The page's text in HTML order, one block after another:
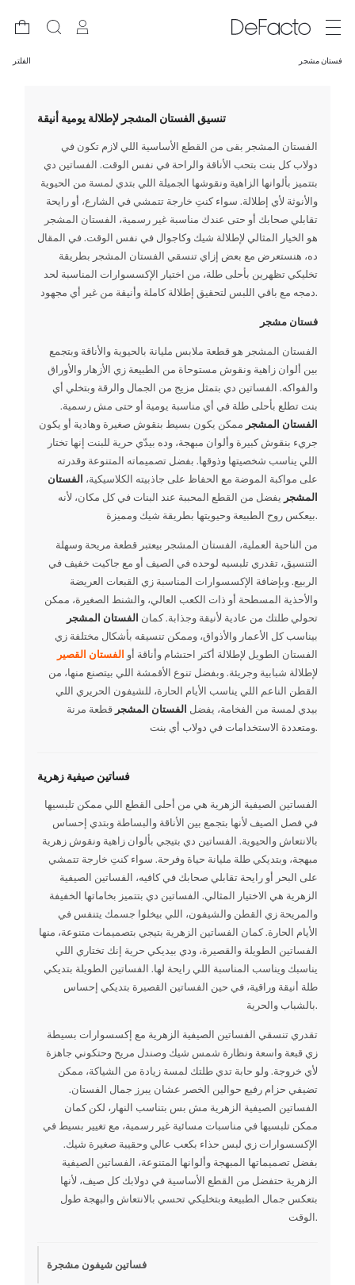
فستان مشجر الفلتر
تنسيق الفستان المشجر لإطلالة يومية أنيقة
الفستان المشجر بقى من القطع الأساسية اللي لازم تكون في
دولاب كل بنت بتحب الأناقة والراحة في نفس الوقت. الفساتين دي
بتتميز بألوانها الزاهية ونقوشها الجميلة اللي بتدي لمسة من الحيوية
والأنوثة لأي إطلالة. سواء كنتِ خارجة تتمشي في الشارع، أو رايحة
تقابلي صحابك أو حتى عندك مناسبة غير رسمية، الفستان المشجر
هو الخيار المثالي لإطلالة شيك وكاجوال في نفس الوقت. في المقال
ده، هنستعرض مع بعض إزاي تنسقي الفستان المشجر بطريقة
تخليكي تظهرين بأحلى طلة، من اختيار الإكسسوارات المناسبة لحد
دمجه مع باقي اللبس لتحقيق إطلالة كاملة وأنيقة من غير أي مجهود.
فستان مشجر
الفستان المشجر هو قطعة ملابس مليانة بالحيوية والأناقة وبتجمع
بين ألوان زاهية ونقوش مستوحاة من الطبيعة زي الأزهار والأوراق
والفواكه. الفساتين دي بتمثل مزيج من الجمال والرقة وبتخلي أي
بنت تطلع بأحلى طلة في أي مناسبة يومية أو حتى مش رسمية.
الفستان المشجر ممكن يكون بسيط بنقوش صغيرة وهادية أو يكون
جريء بنقوش كبيرة وألوان مبهجة، وده بيدّي حرية للبنت إنها تختار
اللي يناسب شخصيتها وذوقها. بفضل تصميماته المتنوعة وقدرته
على مواكبة الموضة مع الحفاظ على جاذبيته الكلاسيكية، الفستان
المشجر يفضل من القطع المحببة عند البنات في كل مكان، لأنه
بيعكس روح الطبيعة وحيويتها بطريقة شيك ومميزة.
من الناحية العملية، الفستان المشجر بيعتبر قطعة مريحة وسهلة
التنسيق، تقدري تلبسيه لوحده في الصيف أو مع جاكيت خفيف في
الربيع. وبإضافة الإكسسوارات المناسبة زي القبعات العريضة
والأحذية المسطحة أو ذات الكعب العالي، والشنط الصغيرة، ممكن
تحولي طلتك من عادية لأنيقة وجذابة. كمان الفستان المشجر
بيناسب كل الأعمار والأذواق، وممكن تنسيقه بأشكال مختلفة زي
الفستان الطويل لإطلالة أكتر احتشام وأناقة أو الفستان القصير
لإطلالة شبابية وجريئة. وبفضل تنوع الأقمشة اللي بيتصنع منها، من
القطن الناعم اللي يناسب الأيام الحارة، للشيفون الحريري اللي
بيدي لمسة من الفخامة، يفضل الفستان المشجر قطعة مرنة
ومتعددة الاستخدامات في دولاب أي بنت.
فساتين صيفية زهرية
الفساتين الصيفية الزهرية هي من أحلى القطع اللي ممكن تلبسيها
في فصل الصيف لأنها بتجمع بين الأناقة والبساطة وبتدي إحساس
بالانتعاش والحيوية. الفساتين دي بتيجي بألوان زاهية ونقوش زهرية
مبهجة، وبتديكي طلة مليانة حياة وفرحة. سواء كنتِ خارجة تتمشي
على البحر أو رايحة تقابلي صحابك في كافيه، الفساتين الصيفية
الزهرية هي الاختيار المثالي. الفساتين دي بتتميز بخاماتها الخفيفة
والمريحة زي القطن والشيفون، اللي بيخلوا جسمك يتنفس في
الأيام الحارة. كمان الفساتين الزهرية بتيجي بتصميمات متنوعة، منها
الفساتين الطويلة والقصيرة، ودي بيديكي حرية إنك تختاري اللي
يناسبك ويناسب المناسبة اللي رايحة لها. الفساتين الطويلة بتديكي
طلة أنيقة وراقية، في حين الفساتين القصيرة بتديكي إحساس
بالشباب والحرية.
تقدري تنسقي الفساتين الصيفية الزهرية مع إكسسوارات بسيطة
زي قبعة واسعة ونظارة شمس شيك وصندل مريح وحتكوني جاهزة
لأي خروجة. ولو حابة تدي طلتك لمسة زيادة من الشياكة، ممكن
تضيفي حزام رفيع حوالين الخصر عشان يبرز جمال الفستان.
الفساتين الصيفية الزهرية مش بس بتناسب النهار، لكن كمان
ممكن تلبسيها في مناسبات مسائية غير رسمية، مع تغيير بسيط في
الإكسسوارات زي لبس حذاء بكعب عالي وحقيبة صغيرة شيك.
بفضل تصميماتها المبهجة وألوانها المتنوعة، الفساتين الصيفية
الزهرية حتفضل من القطع الأساسية في دولابك كل صيف، لأنها
بتعكس جمال الطبيعة وبتخليكي تحسي بالانتعاش والبهجة طول
الوقت.
فساتين شيفون مشجرة